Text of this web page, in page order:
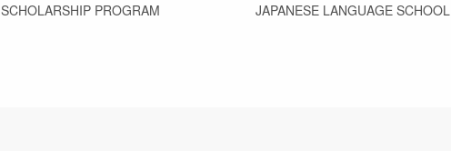
SCHOLARSHIP PROGRAM JAPANESE LANGUAGE SCHOOL